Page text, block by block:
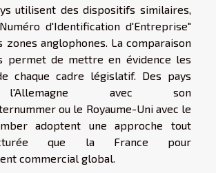
utilisent des dispositifs similaires,
d'Identification d'Entreprise"
zones anglophones. La comparaison
permet de mettre en évidence les
chaque cadre législatif. Des pays
avec son
ou le Royaume-Uni avec le
adoptent une approche tout
que la France pour
commercial global.